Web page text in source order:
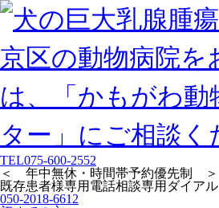
TEL075-600-2552
＜ 年中無休・時間帯予約優先制 ＞
既存患者様専用 電話相談専用ダイアル
050-2018-6612